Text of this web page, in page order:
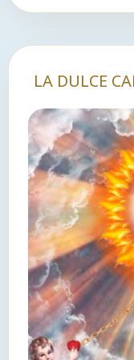
LA DULCE